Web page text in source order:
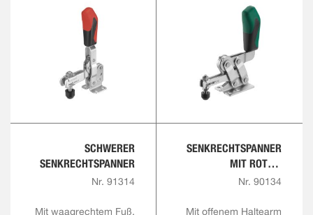
SCHWERER
SENKRECHTSPANNER
Nr. 91314
Mit waagrechtem Fuß,
SENKRECHTSPANNER
MIT ROTEM
HANDGRIFF UND
LUNG
Nr. 90134
Mit offenem Haltearm